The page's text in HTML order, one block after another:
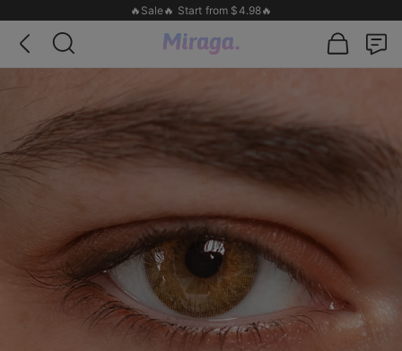
🔥Sale🔥 Start from $4.98🔥